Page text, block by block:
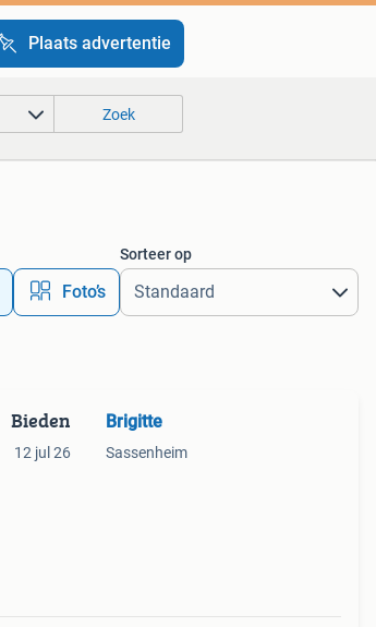
Plaats advertentie
Zoek
Foto’s
Sorteer op
Bieden
12 jul 26
Brigitte
Sassenheim